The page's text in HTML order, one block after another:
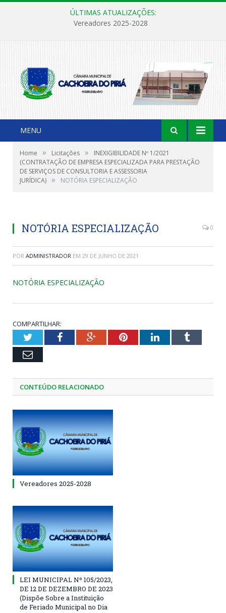
ÚLTIMAS ATUALIZAÇÕES:
Vereadores 2025-2028
MENU
Home » Licitações »
INEXIGIBILIDADE Nº 1/2021
(CONTRATAÇÃO DE EMPRESA ESPECIALIZADA PARA PRESTAÇÃO
DE SERVIÇOS DE CONSULTORIA E ASSESSORIA
JURÍDICA) » NOTÓRIA ESPECIALIZAÇÃO
NOTÓRIA ESPECIALIZAÇÃO 0
POR ADMINISTRADOR EM 29 DE JUNHO DE 2021
NOTÓRIA ESPECIALIZAÇÃO
COMPARTILHAR:
TwitterFacebookGoogle+PinterestLinkedInTumblr
Email
CONTEÚDO RELACIONADO
Vereadores 2025-2028
LEI MUNICIPAL Nº 105/2023,
DE 12 DE DEZEMBRO DE 2023
(Dispõe Sobre a Instituição
de Feriado Municipal no Dia